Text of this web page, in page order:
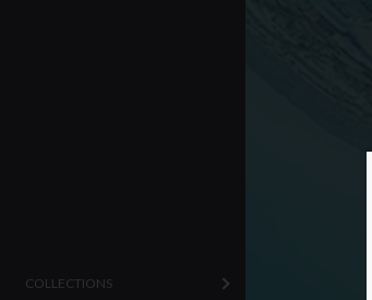
COLLECTIONS